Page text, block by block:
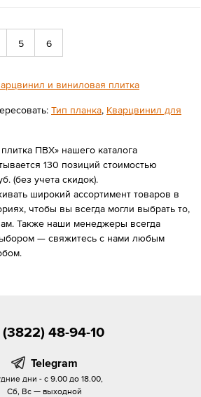
5 6
и виниловая плитка
Тип планка, Кварцвинил для
ПВХ» нашего каталога
130 позиций стоимостью
(без учета скидок).
широкий ассортимент товаров в
чтобы вы всегда могли выбрать то,
Также наши менеджеры всегда
— свяжитесь с нами любым
(3822) 48-94-10
Telegram
дни - с 9.00 до 18.00,
Сб, Вс — выходной